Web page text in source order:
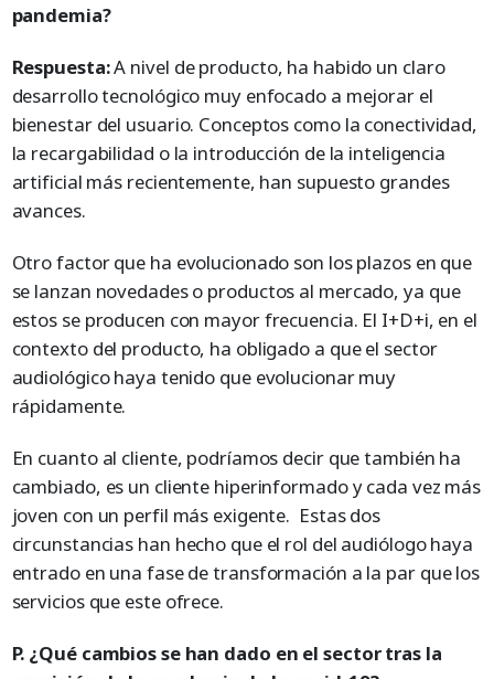
pandemia?
Respuesta:A nivel de producto, ha habido un claro
desarrollo tecnológico muy enfocado a mejorar el
bienestar del usuario. Conceptos como la conectividad,
la recargabilidad o la introducción de la inteligencia
artificial más recientemente, han supuesto grandes
avances.
Otro factor que ha evolucionado son los plazos en que
se lanzan novedades o productos al mercado, ya que
estos se producen con mayor frecuencia. El I+D+i, en el
contexto del producto, ha obligado a que el sector
audiológico haya tenido que evolucionar muy
rápidamente.
En cuanto al cliente, podríamos decir que también ha
cambiado, es un cliente hiperinformado y cada vez más
joven con un perfil más exigente. Estas dos
circunstancias han hecho que el rol del audiólogo haya
entrado en una fase de transformación a la par que los
servicios que este ofrece.
P. ¿Qué cambios se han dado en el sector tras la